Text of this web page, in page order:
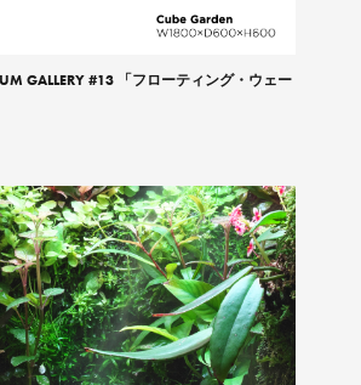
GALLERY #13 「フローティング・ウェー